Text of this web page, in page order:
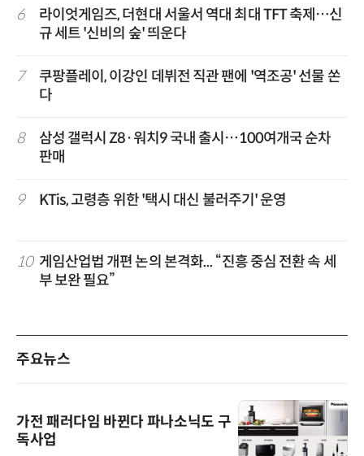
6
라이엇게임즈, 더현대 서울서 역대 최대 TFT 축제…신
규 세트 '신비의 숲' 띄운다
7
쿠팡플레이, 이강인 데뷔전 직관 팬에 '역조공' 선물 쏜
다
8
삼성 갤럭시 Z8·워치9 국내 출시…100여개국 순차
판매
9 KTis, 고령층 위한 '택시 대신 불러주기' 운영
10 게임산업법 개편 논의 본격화... “진흥 중심 전환 속 세
부 보완 필요”
주요뉴스
가전 패러다임 바뀐다 파나소닉도 구
독사업